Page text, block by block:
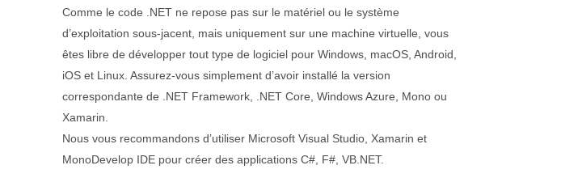
Comme le code .NET ne repose pas sur le matériel ou le système
d’exploitation sous-jacent, mais uniquement sur une machine virtuelle, vous
êtes libre de développer tout type de logiciel pour Windows, macOS, Android,
iOS et Linux. Assurez-vous simplement d’avoir installé la version
correspondante de .NET Framework, .NET Core, Windows Azure, Mono ou
Xamarin.
Nous vous recommandons d’utiliser Microsoft Visual Studio, Xamarin et
MonoDevelop IDE pour créer des applications C#, F#, VB.NET.